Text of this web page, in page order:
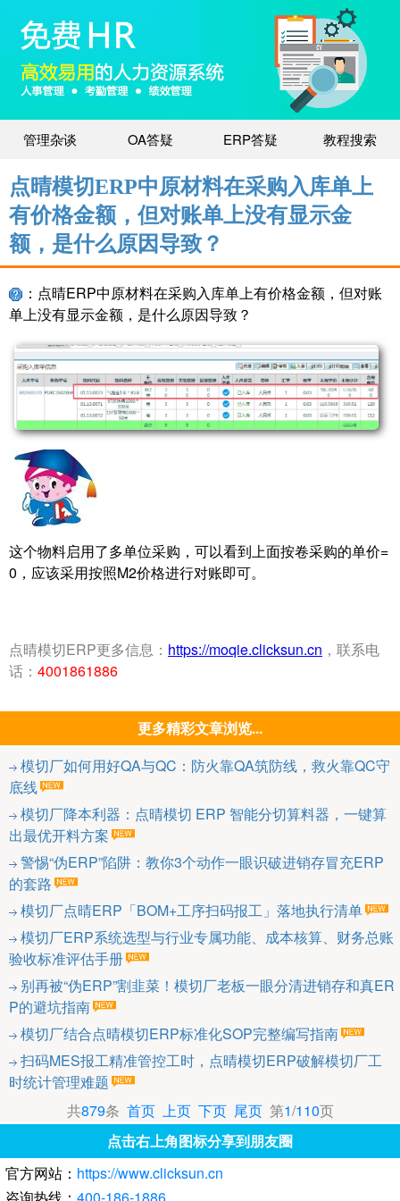
管理杂谈 OA答疑 ERP答疑 教程搜索
点晴模切ERP中原材料在采购入库单上
有价格金额，但对账单上没有显示金
额，是什么原因导致？
：点晴ERP中原材料在采购入库单上有价格金额，但对账
单上没有显示金额，是什么原因导致？
这个物料启用了多单位采购，可以看到上面按卷采购的单价=
0，应该采用按照M2价格进行对账即可。
点晴模切ERP更多信息： https://moqie.clicksun.cn ，联系电
话： 4001861886
更多精彩文章浏览...
模切厂如何用好QA与QC：防火靠QA筑防线，救火靠QC守
底线
模切厂降本利器：点晴模切 ERP 智能分切算料器，一键算
出最优开料方案
警惕“伪ERP”陷阱：教你3个动作一眼识破进销存冒充ERP
的套路
模切厂点晴ERP「BOM+工序扫码报工」落地执行清单
模切厂ERP系统选型与行业专属功能、成本核算、财务总账
验收标准评估手册
别再被“伪ERP”割韭菜！模切厂老板一眼分清进销存和真ER
P的避坑指南
模切厂结合点晴模切ERP标准化SOP完整编写指南
扫码MES报工精准管控工时，点晴模切ERP破解模切厂工
时统计管理难题
共879条 首页 上页 下页 尾页第1/110页
点击右上角图标分享到朋友圈
官方网站： https://www.clicksun.cn
咨询热线： 400-186-1886